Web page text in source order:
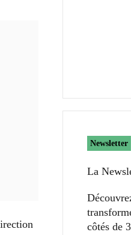
Newsletter
La
côtés de